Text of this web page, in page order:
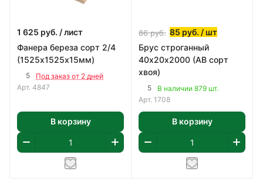
1 625 руб. / лист
Фанера береза сорт 2/4
(1525х1525х15мм)
5
Под заказ от 2 дней
Арт. 4847
В корзину
86руб. 85 руб. / шт
Брус строганный
40х20х2000 (АВ сорт
хвоя)
5
В наличии 879 шт.
Арт. 1708
В корзину